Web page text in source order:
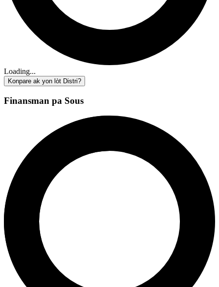
Loading...
Konpare ak yon lòt Distri?
Finansman pa Sous